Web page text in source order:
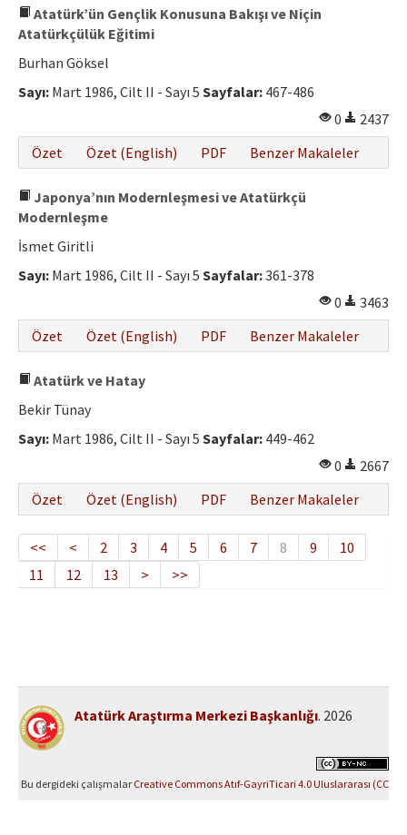
Atatürk’ün Gençlik Konusuna Bakışı ve Niçin
Atatürkçülük Eğitimi
Burhan Göksel
Sayı: Mart 1986, Cilt II - Sayı 5 Sayfalar: 467-486
0
2437
Özet
Özet (English) PDF Benzer Makaleler
Japonya’nın Modernleşmesi ve Atatürkçü
Modernleşme
İsmet Giritli
Sayı: Mart 1986, Cilt II - Sayı 5 Sayfalar:361-378
0
3463
Özet
Özet (English) PDF Benzer Makaleler
Atatürk ve Hatay
Bekir Tünay
Sayı: Mart 1986, Cilt II - Sayı 5 Sayfalar: 449-462
0
2667
Özet
Özet (English) PDF Benzer Makaleler
<< < 2 3 4 5 6 7 8 9
10
11
12 13 > >>
Atatürk Araştırma Merkezi Başkanlığı. 2026
Bu dergideki çalışmalar Creative Commons Atıf-GayriTicari 4.0 Uluslararası (CC